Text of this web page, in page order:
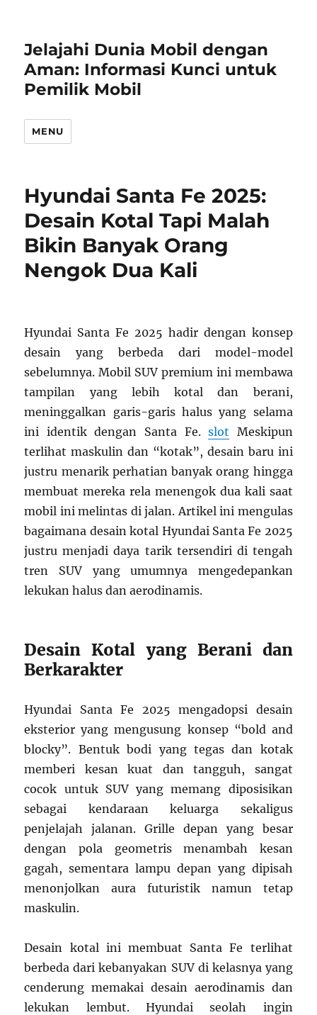
Jelajahi Dunia Mobil dengan
Aman: Informasi Kunci untuk
Pemilik Mobil
MENU
Hyundai Santa Fe 2025:
Desain Kotal Tapi Malah
Bikin Banyak Orang
Nengok Dua Kali
Hyundai Santa Fe 2025 hadir dengan konsep
desain yang berbeda dari model-model
sebelumnya. Mobil SUV premium ini membawa
tampilan yang lebih kotal dan berani,
meninggalkan garis-garis halus yang selama
ini identik dengan Santa Fe.slot Meskipun
terlihat maskulin dan “kotak”, desain baru ini
justru menarik perhatian banyak orang hingga
membuat mereka rela menengok dua kali saat
mobil ini melintas di jalan. Artikel ini mengulas
bagaimana desain kotal Hyundai Santa Fe 2025
justru menjadi daya tarik tersendiri di tengah
tren SUV yang umumnya mengedepankan
lekukan halus dan aerodinamis.
Desain Kotal yang Berani dan
Berkarakter
Hyundai Santa Fe 2025 mengadopsi desain
eksterior yang mengusung konsep “bold and
blocky”. Bentuk bodi yang tegas dan kotak
memberi kesan kuat dan tangguh, sangat
cocok untuk SUV yang memang diposisikan
sebagai kendaraan keluarga sekaligus
penjelajah jalanan. Grille depan yang besar
dengan pola geometris menambah kesan
gagah, sementara lampu depan yang dipisah
menonjolkan aura futuristik namun tetap
maskulin.
Desain kotal ini membuat Santa Fe terlihat
berbeda dari kebanyakan SUV di kelasnya yang
cenderung memakai desain aerodinamis dan
lekukan lembut. Hyundai seolah ingin